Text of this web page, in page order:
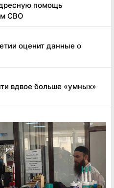
помощь
СВО
оценит данные о
вдвое больше «умных»